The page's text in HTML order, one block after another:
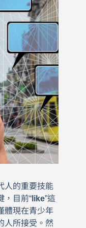
人的重要技能
，目前“ like”這
體現在青少年
人所接受。然